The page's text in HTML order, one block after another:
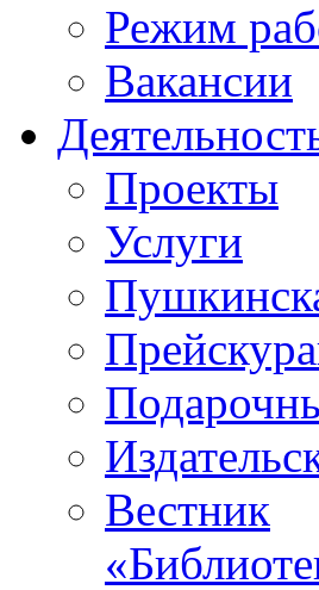
Режим
Вакансии
Проекты
Услуги
Вестник